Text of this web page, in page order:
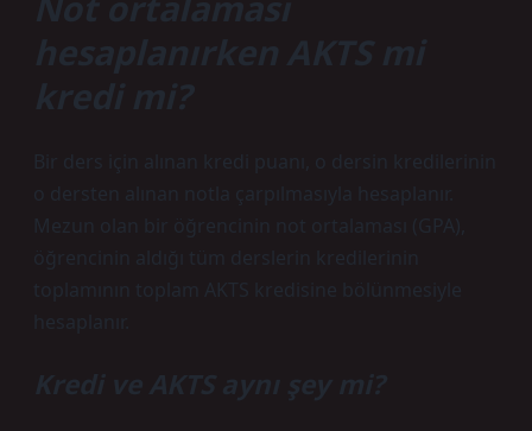
hesaplanırken AKTS mi
kredi mi?
Bir ders için alınan kredi puanı, o dersin kredilerinin
o dersten alınan notla çarpılmasıyla hesaplanır.
Mezun olan bir öğrencinin not ortalaması (GPA),
öğrencinin aldığı tüm derslerin kredilerinin
toplamının toplam AKTS kredisine bölünmesiyle
hesaplanır.
Kredi ve AKTS aynı şey mi?